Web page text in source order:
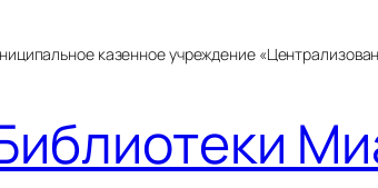
казенное учреждение